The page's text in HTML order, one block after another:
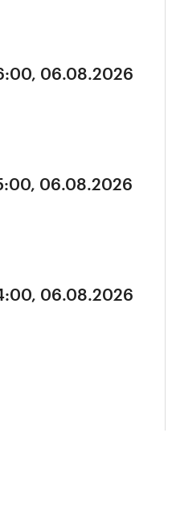
06.08.2026
06.08.2026
06.08.2026